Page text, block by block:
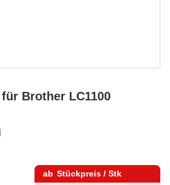
Brother LC1100
ab Stückpreis / Stk